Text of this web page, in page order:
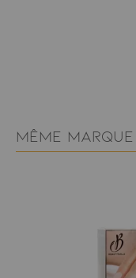
MÊME MARQUE